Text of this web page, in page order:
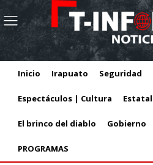
Inicio Irapuato Seguridad
Espectáculos | Cultura Estatal
El brinco del diablo Gobierno
PROGRAMAS